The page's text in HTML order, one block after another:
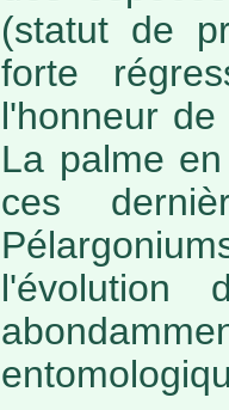
(statut de
forte
l'honneur
La palme
ces
l'évolution